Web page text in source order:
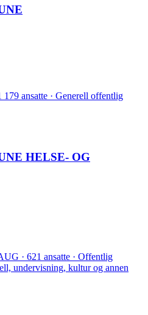
ansatte · Generell offentlig
HELSE- OG
· 621 ansatte · Offentlig
undervisning, kultur og annen